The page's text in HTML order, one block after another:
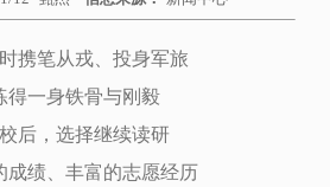
携笔从戎、投身军旅
得一身铁骨与刚毅
后，选择继续读研
成绩、丰富的志愿经历